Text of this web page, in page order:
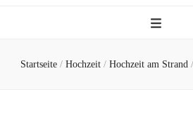
Startseite / Hochzeit / Hochzeit am Strand /